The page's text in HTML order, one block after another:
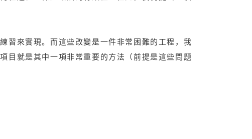
習來實現。而這些改變是一件非常困難的工程，我
目就是其中一項非常重要的方法（前提是這些問題